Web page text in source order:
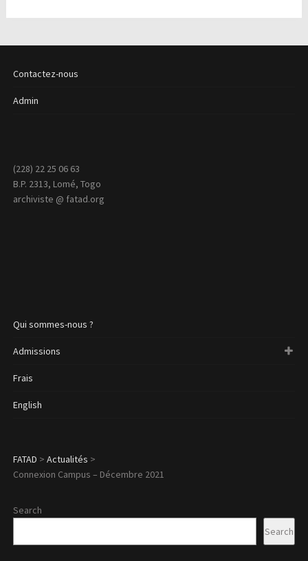
Contactez-nous
Admin
(228) 22 25 06 63
B.P. 2313, Lomé, Togo
archiviste @ fatad.org
Qui sommes-nous ?
Admissions
Frais
English
FATAD > Actualités >
Connexion Campus – Décembre 2021
Search
Search